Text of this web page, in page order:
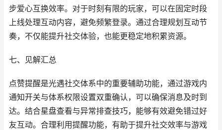
步爱心互换效率。对于时刻有限的玩家，可以在固定时段
上线处理互动内容，避免频繁登录。通过合理规划互动节
奏，不仅能提升社交体验，也能更稳定地积累资源。
七、见解汇总
点赞提醒是光遇社交体系中的重要辅助功能，通过游戏内
通知开关与体系权限设置双重确认，可以确保消息及时到
达。结合星盘查看与异常排查技巧，能够有效避免错过好
友互动。合理利用提醒功能，有助于提升社交效率与游戏